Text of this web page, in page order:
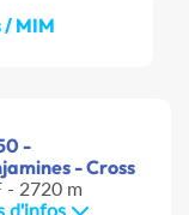
/ MIM
-
- Cross
- 2720 m
d'infos